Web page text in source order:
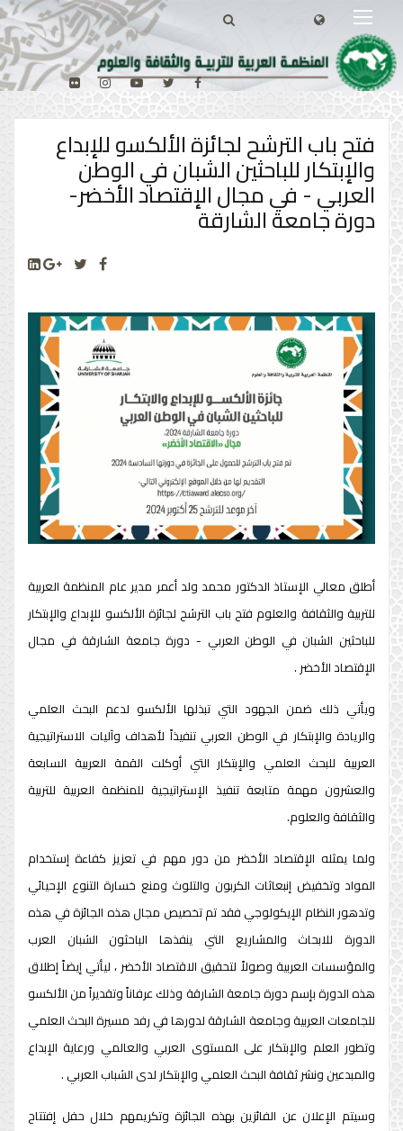
فتح باب الترشح لجائزة الألكسو للإبداع
والإبتكار للباحثين الشبان في الوطن
العربي - في مجال الإقتصاد الأخضر-
دورة جامعة الشارقة
أطلق معالي الإستاذ الدكتور محمد ولد أعمر مدير عام المنظمة العربية
للتربية والثقافة والعلوم فتح باب الترشح لجائزة الألكسو للإبداع والإبتكار
للباحثين الشبان في الوطن العربي - دورة جامعة الشارقة في مجال
الإقتصاد الأخضر .
ويأتي ذلك ضمن الجهود التي تبذلها الألكسو لدعم البحث العلمي
والريادة والإبتكار في الوطن العربي تنفيذاً لأهداف وآليات الاستراتيجية
العربية للبحث العلمي والإبتكار التي أوكلت القمة العربية السابعة
والعشرون مهمة متابعة تنفيذ الإستراتيجية للمنظمة العربية للتربية
والثقافة والعلوم.
ولما يمثله الإقتصاد الأخضر من دور مهم في تعزيز كفاءة إستخدام
المواد وتخفيض إنبعاثات الكربون والتلوث ومنع خسارة التنوع الإحيائي
وتدهور النظام الإيكولوجي فقد تم تخصيص مجال هذه الجائزة في هذه
الدورة للابحاث والمشاريع التي ينفذها الباحثون الشبان العرب
والمؤسسات العربية وصولاً لتحقيق الاقتصاد الأخضر ، ليأتي إيضاً إطلاق
هذه الدورة بإسم دورة جامعة الشارقة وذلك عرفاناً وتقديراً من الألكسو
للجامعات العربية وجامعة الشارقة لدورها في رفد مسيرة البحث العلمي
وتطور العلم والإبتكار على المستوى العربي والعالمي ورعاية الإبداع
والمبدعين ونشر ثقافة البحث العلمي والإبتكار لدى الشباب العربي .
وسيتم الإعلان عن الفائزين بهذه الجائزة وتكريمهم خلال حفل إفتتاح